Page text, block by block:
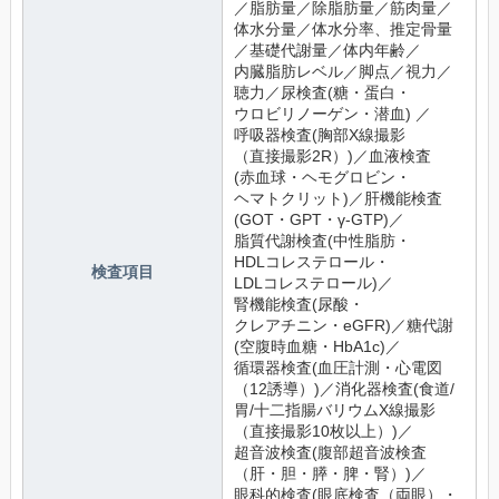
検査項目
／脂肪量／除脂肪量／筋肉量／
体水分量／体水分率、推定骨量
／基礎代謝量／体内年齢／
内臓脂肪レベル／脚点／視力／
聴力／尿検査(糖・蛋白・
ウロビリノーゲン・潜血) ／
呼吸器検査(胸部X線撮影
（直接撮影2R）)／血液検査
(赤血球・ヘモグロビン・
ヘマトクリット)／肝機能検査
(GOT・GPT・γ-GTP)／
脂質代謝検査(中性脂肪・
HDLコレステロール・
LDLコレステロール)／
腎機能検査(尿酸・
クレアチニン・eGFR)／糖代謝
(空腹時血糖・HbA1c)／
循環器検査(血圧計測・心電図
（12誘導）)／消化器検査(食道/
胃/十二指腸バリウムX線撮影
（直接撮影10枚以上）)／
超音波検査(腹部超音波検査
（肝・胆・膵・脾・腎）)／
眼科的検査(眼底検査（両眼）・